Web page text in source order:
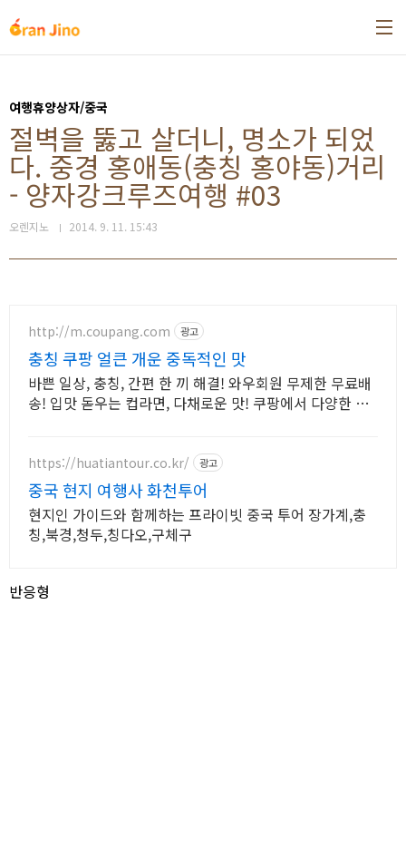
여행휴양상자/중국
절벽을 뚫고 살더니, 명소가 되었
다. 중경 홍애동(충칭 홍야동)거리
- 양자강크루즈여행 #03
오렌지노 2014. 9. 11. 15:43
http://m.coupang.com 광고
충칭 쿠팡 얼큰 개운 중독적인 맛
바쁜 일상, 충칭, 간편 한 끼 해결! 와우회원 무제한 무료배
송! 입맛 돋우는 컵라면, 다채로운 맛! 쿠팡에서 다양한 종
https://huatiantour.co.kr/ 광고
중국 현지 여행사 화천투어
현지인 가이드와 함께하는 프라이빗 중국 투어 장가계,충
칭,북경,청두,칭다오,구체구
반응형